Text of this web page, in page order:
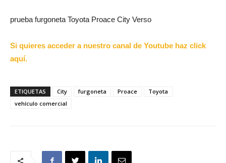
prueba furgoneta Toyota Proace City Verso
Si quieres acceder a nuestro canal de Youtube haz click
aquí.
ETIQUETAS City furgoneta Proace
Toyota
vehículo comercial